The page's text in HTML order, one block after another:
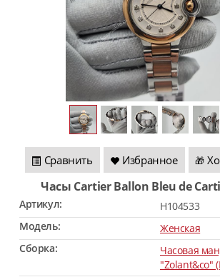
Сравнить Избранное 🎁
Часы Cartier Ballon Bleu de
Артикул:
H104533
Модель:
Женская
Сборка:
Часовая
"Zolant&co"